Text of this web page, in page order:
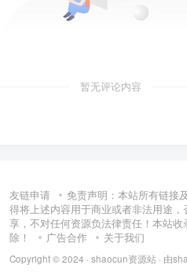
暂无评论内容
友链申请
免责声明：本站所有链接
得将上述内容用于商业或者非法用途
享，不对任何资源负法律责任！本站
除！
广告合作 关于我们
Copyright © 2024 · shaocun资源站 · 由